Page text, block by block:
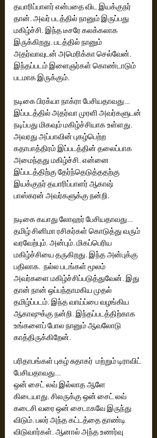
தயாரிப்பாளர் என்பதை விட இயக்குநர்
தான். அவர் படத்தில் நானும் இருப்பது
மகிழ்ச்சி. இந்த டீசரே கலக்கலாக
இருக்கிறது. படத்தில் நானும்
அதர்வாவுடன் அமெரிக்கா செல்வேன்.
இந்தப்படம் இளைஞர்கள் கொண்டாடும்
படமாக இருக்கும்.
நடிகை பிரக்யா நாக்ரா பேசியதாவது…
இப்படத்தில் அதர்வா முரளி அவர்களுடன்
நடிப்பது மிகவும் மகிழ்ச்சியாக உள்ளது.
அவரது அப்பாவின் புகழ்பெற்ற
கதாபாத்திரம் இப்படத்தின் தலைப்பாக
அமைந்தது மகிழ்ச்சி. என்னை
இப்படத்திற்கு தேர்ந்தெடுத்ததற்கு
இயக்குநர் தயாரிப்பாளர் ஆகாஷ்
பாஸ்கரன் அவர்களுக்கு நன்றி.
நடிகை கயாது லோஹர் பேசியதாவது…
தமிழ் சினிமா ரசிகர்கள் கொடுத்து வரும்
வரவேற்பும், அன்பும், மிகப்பெரிய
மகிழ்ச்சியை தருகிறது. இந்த அன்புக்கு
பதிலாக,  நல்ல படங்கள் மூலம்
அவர்களை மகிழ்ச்சிப்படுத்துவேன். இது
தான் நான் ஒப்பந்தாமகிய முதல்
தமிழ்ப்படம், இந்த வாய்ப்பை வழங்கிய
ஆகாஷுக்கு நன்றி. இந்தப்படத்திற்காக
உங்களைப் போல நானும் ஆவலோடு
காத்திருக்கிறேன்.
பரிதாபங்கள் புகழ் சுதாகர்  மற்றும் டிராவிட்
பேசியதாவது…
ஒன் சைட் லவ் இல்லாத ஆளே
கிடையாது, சிலருக்கு ஒன் சைட் லவ்
கடைசி வரை ஒன் சைடாகவே இருந்து
விடும், பலர் அந்த கட்டத்தை தாண்டி
விடுவார்கள். ஆனால் அந்த உணர்வு